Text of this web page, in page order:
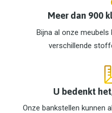
Meer dan 900
Bijna al onze meubels
verschillende
U bedenkt
Onze bankstellen kunnen